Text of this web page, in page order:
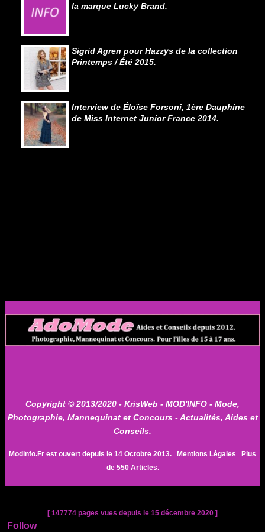
la marque Lucky Brand.
Sigrid Agren pour Hazzys de la collection
Printemps / Été 2015.
Interview de Éloïse Forsoni, 1ère Dauphine
de Miss Internet Junior France 2014.
Copyright © 2013/2020 - KrisWeb - MOD'INFO - Mode,
Photographie, Mannequinat et Concours - Actualités, Aides et
Conseils.
Modinfo.Fr est ouvert depuis le 14 Octobre 2013. Mentions Légales Plus
de 550 Articles.
[ 147774 pages vues depuis le 15 décembre 2020 ]
Follow